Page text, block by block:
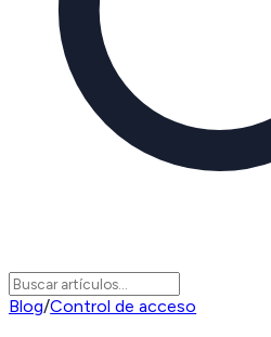
Blog/Control de acceso